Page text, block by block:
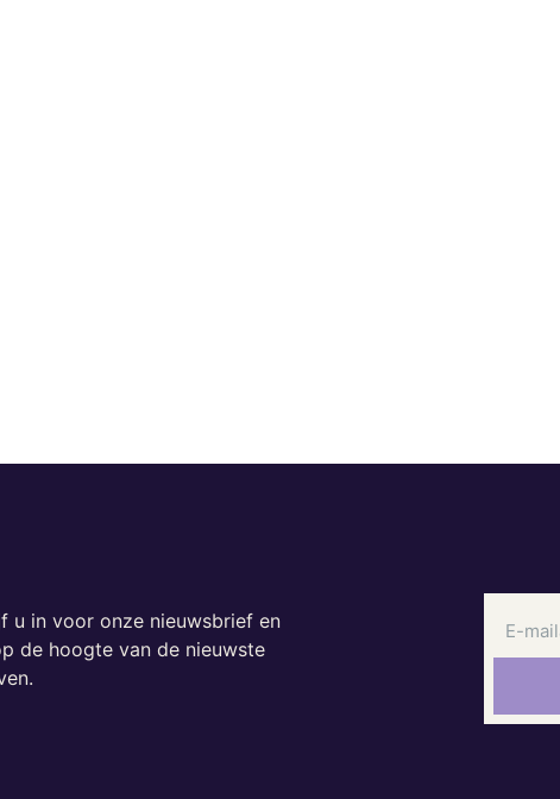
u in voor onze nieuwsbrief en
de hoogte van de nieuwste